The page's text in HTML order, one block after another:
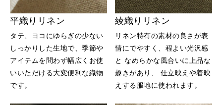
平織りリネン
タテ、ヨコにゆらぎの少ない
しっかりした生地で、季節や
アイテムを問わず幅広くお使
いいただける大変便利な織物
です。
綾織りリネン
リネン特有の素材の良さが表
情にでやすく、程よい光沢感
と なめらかな風合いに上品な
趣きがあり、 仕立映えや着映
えする服地に使われます。